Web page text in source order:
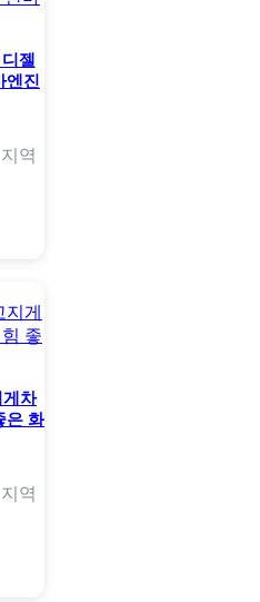
젤
엔진
지역
게차
은 화
지역